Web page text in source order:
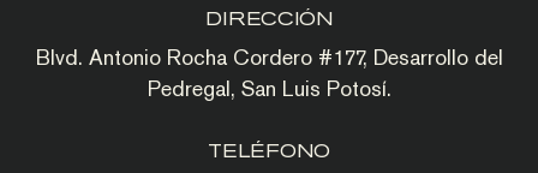
DIRECCIÓN
Blvd. Antonio Rocha Cordero #177, Desarrollo del
Pedregal, San Luis Potosí.
TELÉFONO